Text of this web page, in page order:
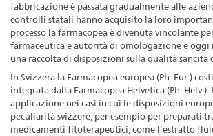
fabbricazione è passata gradualmente alle
controlli statali hanno acquisito la loro
processo la farmacopea è divenuta vincolante
farmaceutica e autorità di omologazione e oggi
una raccolta di disposizioni sulla qualità sancita
In Svizzera la Farmacopea europea (Ph. Eur.)
integrata dalla Farmacopea Helvetica (Ph. Helv.).
applicazione nei casi in cui le disposizioni
peculiarità svizzere, per esempio per preparati
medicamenti fitoterapeutici, come l’estratto